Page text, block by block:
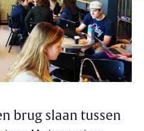
brug slaan tussen